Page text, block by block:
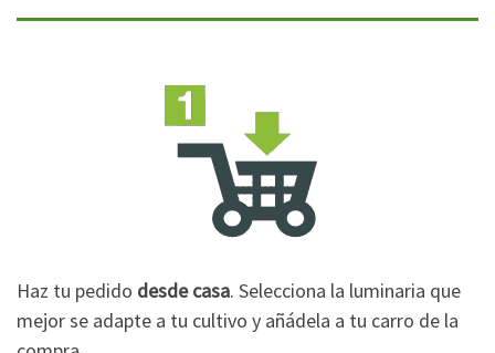
Haz tu pedido desde casa. Selecciona la luminaria que
mejor se adapte a tu cultivo y añádela a tu carro de la